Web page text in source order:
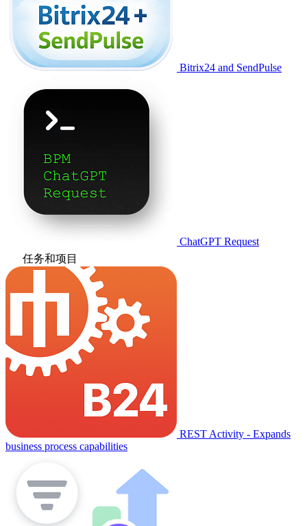
Bitrix24 and SendPulse
ChatGPT Request
任务和项目
REST Activity - Expands
business process capabilities